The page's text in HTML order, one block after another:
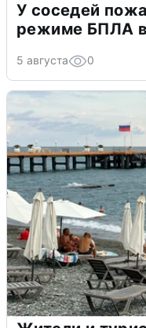
У соседей
режиме БПЛА
5 августа 0